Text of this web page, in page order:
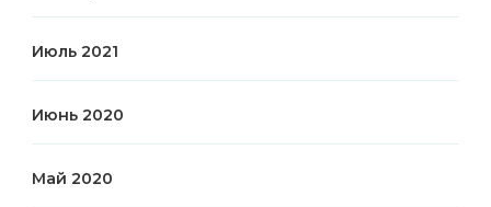
Июль 2021
Июнь 2020
Май 2020